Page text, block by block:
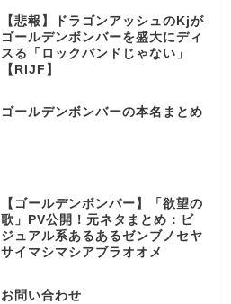
【悲報】ドラゴンアッシュのKjが
ゴールデンボンバーを盛大にディ
スる「ロックバンドじゃない」
【RIJF】
ゴールデンボンバーの本名まとめ
【ゴールデンボンバー】「欲望の
歌」PV公開！元ネタまとめ：ビ
ジュアル系あるあるゼンブノセヤ
サイマシマシアブラオオメ
お問い合わせ